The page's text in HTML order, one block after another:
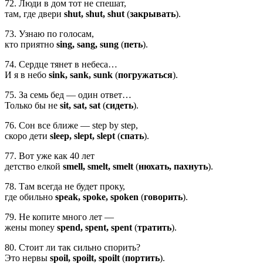
72. Люди в дом тот не спешат,
там, где двери shut, shut, shut (закрывать).
73. Узнаю по голосам,
кто приятно sing, sang, sung (петь).
74. Сердце тянет в небеса…
И я в небо sink, sank, sunk (погружаться).
75. За семь бед — один ответ…
Только бы не sit, sat, sat (сидеть).
76. Сон все ближе — step by step,
скоро дети sleep, slept, slept (cпать).
77. Вот уже как 40 лет
детство елкой smell, smelt, smelt (нюхать, пахнуть).
78. Там всегда не будет проку,
где обильно speak, spoke, spoken (говорить).
79. Не копите много лет —
жены money spend, spent, spent (тратить).
80. Стоит ли так сильно спорить?
Это нервы spoil, spoilt, spoilt (портить).